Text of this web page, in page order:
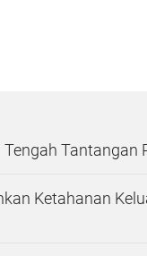
Tantangan
Ketahanan